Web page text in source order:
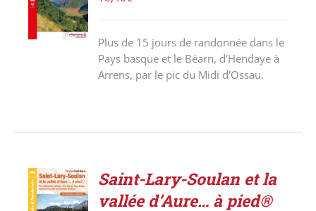
/
DÉTAILS
Plus de 15 jours de randonnée dans le
Pays basque et le Béarn, d'Hendaye à
Arrens, par le pic du Midi d'Ossau.
ACHETER
LE
Saint-Lary-Soulan et la
vallée d’Aure… à pied®